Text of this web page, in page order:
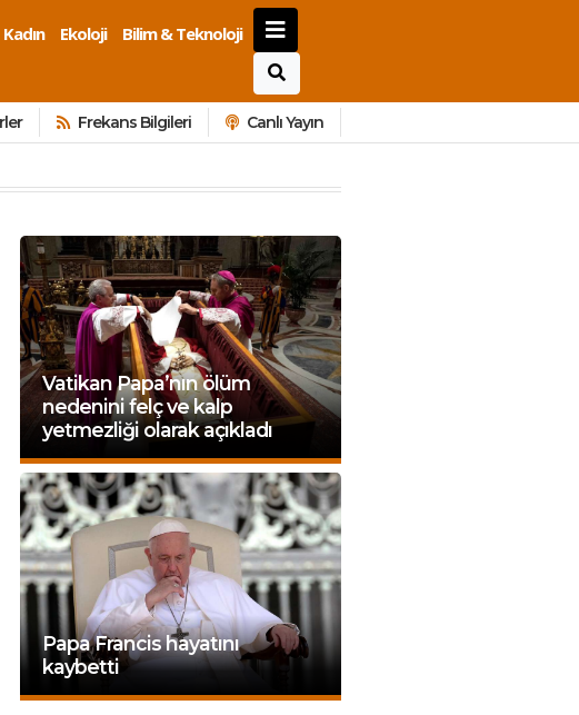
Kadın Ekoloji
Bilim & Teknoloji
Frekans Bilgileri Canlı Yayın
Vatikan Papa’nın ölüm
nedenini felç ve kalp
yetmezliği olarak açıkladı
Papa Francis hayatını
kaybetti